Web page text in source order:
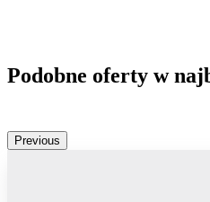
Podobne oferty w
Previous